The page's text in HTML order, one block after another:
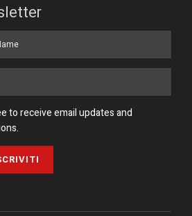
to receive email updates and